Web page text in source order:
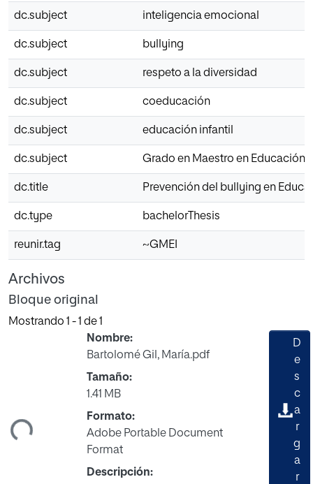
dc.subject inteligencia emocional
dc.subject bullying
dc.subject respeto a la diversidad
dc.subject coeducación
dc.subject educación infantil
dc.subject Grado en Maestro en Educación
dc.title Prevención del bullying en
dc.type bachelorThesis
reunir.tag ~GMEI
Archivos
Bloque original
Mostrando 1 - 1 de 1
Nombre:
Bartolomé Gil, María.pdf
Tamaño:
1.41 MB
Formato:
Adobe Portable Document
Format
Descripción:
D
e
s
c
a
r
g
a
r